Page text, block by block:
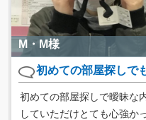
M・M様
初めての部屋探しで
初めての部屋探しで曖昧な
していただけとても心強か